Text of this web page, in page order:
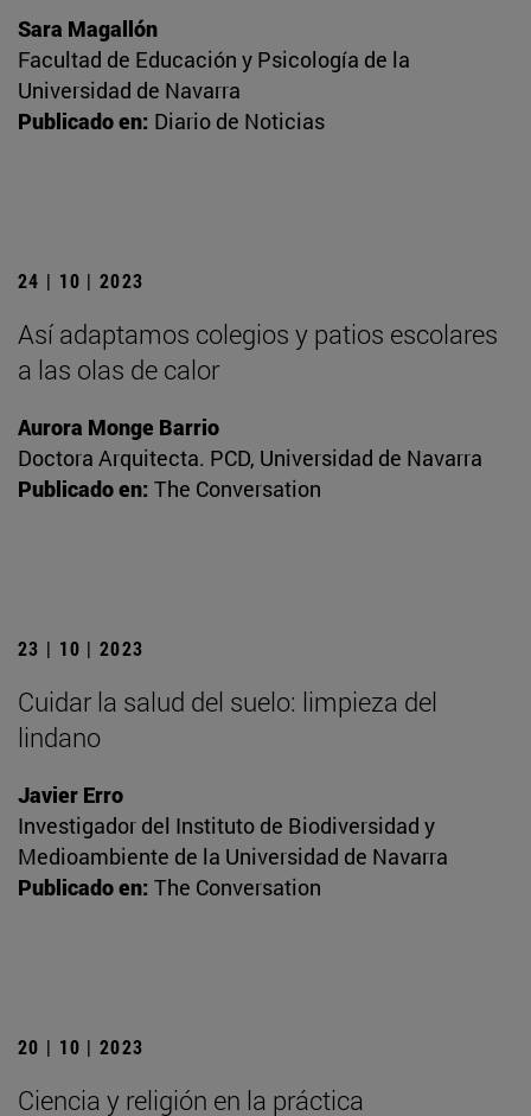
Sara Magallón
Facultad de Educación y Psicología de la
Universidad de Navarra
Publicado en: Diario de Noticias
24 | 10 | 2023
Así adaptamos colegios y patios escolares
a las olas de calor
Aurora Monge Barrio
Doctora Arquitecta. PCD, Universidad de Navarra
Publicado en: The Conversation
23 | 10 | 2023
Cuidar la salud del suelo: limpieza del
lindano
Javier Erro
Investigador del Instituto de Biodiversidad y
Medioambiente de la Universidad de Navarra
Publicado en: The Conversation
20 | 10 | 2023
Ciencia y religión en la práctica